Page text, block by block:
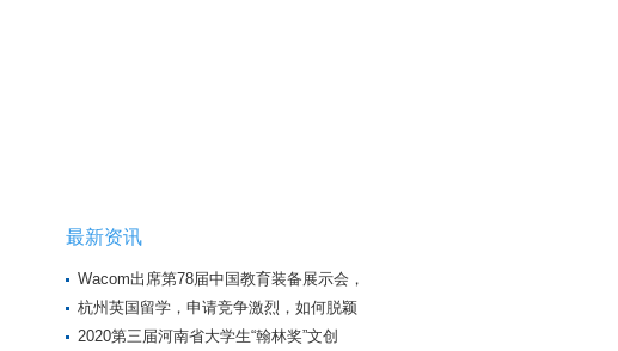
最新资讯
Wacom出席第78届中国教育装备展示会，
杭州英国留学，申请竞争激烈，如何脱颖
2020第三届河南省大学生“翰林奖”文创